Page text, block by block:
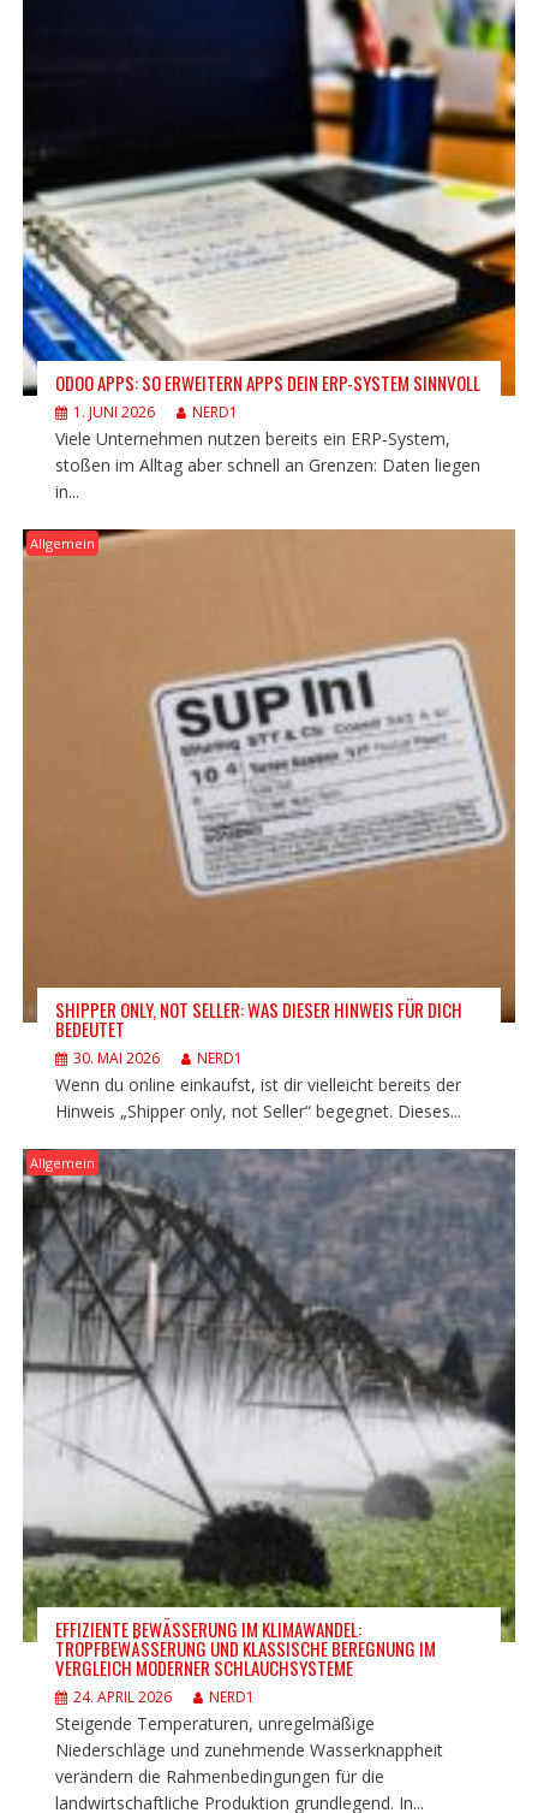
ODOO APPS: SO ERWEITERN APPS DEIN ERP-SYSTEM SINNVOLL
1. JUNI 2026 NERD1
Viele Unternehmen nutzen bereits ein ERP-System,
stoßen im Alltag aber schnell an Grenzen: Daten liegen
in...
Allgemein
SHIPPER ONLY, NOT SELLER: WAS DIESER HINWEIS FÜR DICH
BEDEUTET
30. MAI 2026 NERD1
Wenn du online einkaufst, ist dir vielleicht bereits der
Hinweis „Shipper only, not Seller“ begegnet. Dieses...
Allgemein
EFFIZIENTE BEWÄSSERUNG IM KLIMAWANDEL:
TROPFBEWÄSSERUNG UND KLASSISCHE BEREGNUNG IM
VERGLEICH MODERNER SCHLAUCHSYSTEME
24. APRIL 2026 NERD1
Steigende Temperaturen, unregelmäßige
Niederschläge und zunehmende Wasserknappheit
verändern die Rahmenbedingungen für die
landwirtschaftliche Produktion grundlegend. In...